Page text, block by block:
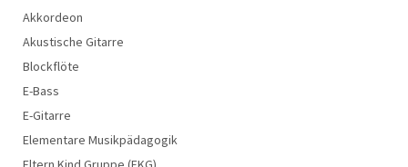
Akkordeon
Akustische Gitarre
Blockflöte
E-Bass
E-Gitarre
Elementare Musikpädagogik